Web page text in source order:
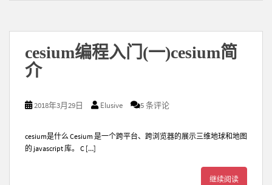
cesium编程入门(一)cesium简
介
2018年3月29日 Elusive 5 条评论
cesium是什么 Cesium 是一个跨平台、跨浏览器的展示三维地球和地图
的 javascript 库。 C […]
继续阅读